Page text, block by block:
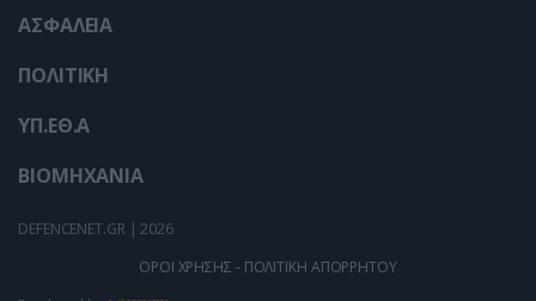
ΑΣΦΑΛΕΙΑ
ΠΟΛΙΤΙΚΗ
ΥΠ.ΕΘ.Α
ΒΙΟΜΗΧΑΝΙΑ
DEFENCENET.GR | 2026
ΟΡΟΙ ΧΡΗΣΗΣ - ΠΟΛΙΤΙΚΗ ΑΠΟΡΡΗΤΟΥ